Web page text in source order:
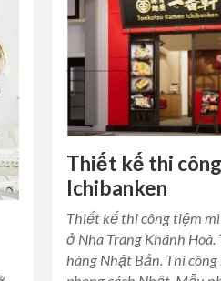
Thiết kế thi
Ichibanken
Thiết kế thi công tiệm
ở Nha Trang Khánh
hàng Nhật Bản. Thi